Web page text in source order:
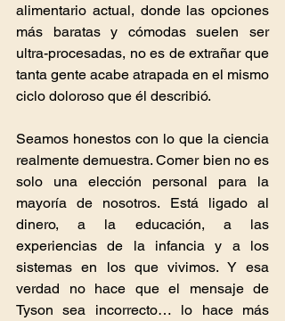
alimentario actual, donde las opciones
más baratas y cómodas suelen ser
ultra-procesadas, no es de extrañar que
tanta gente acabe atrapada en el mismo
ciclo doloroso que él describió.
Seamos honestos con lo que la ciencia
realmente demuestra. Comer bien no es
solo una elección personal para la
mayoría de nosotros. Está ligado al
dinero, a la educación, a las
experiencias de la infancia y a los
sistemas en los que vivimos. Y esa
verdad no hace que el mensaje de
Tyson sea incorrecto… lo hace más